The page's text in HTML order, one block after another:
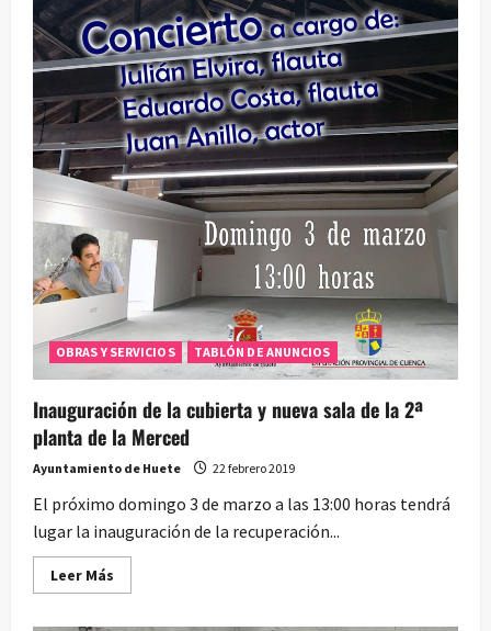
OBRAS Y SERVICIOS TABLÓN DE ANUNCIOS
Inauguración de la cubierta y nueva sala de la 2ª
planta de la Merced
Ayuntamiento de Huete 22 febrero 2019
El próximo domingo 3 de marzo a las 13:00 horas tendrá
lugar la inauguración de la recuperación...
Leer Más
más